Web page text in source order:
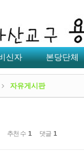
신자 본당단체
자유게시판
추천 수 1 댓글 1